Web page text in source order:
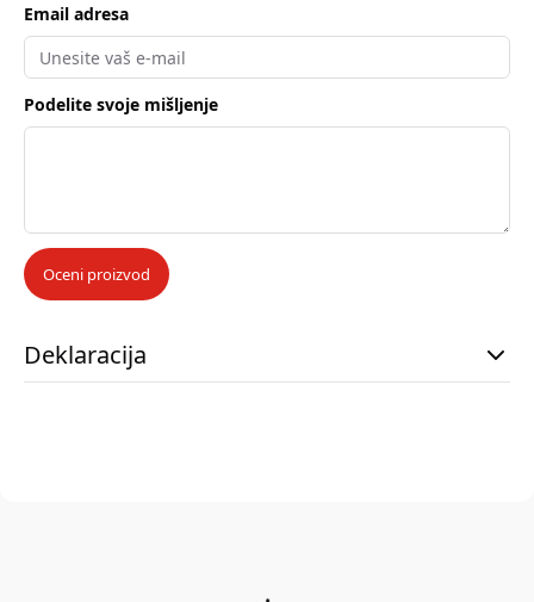
Email adresa
Podelite svoje mišljenje
Oceni proizvod
Deklaracija